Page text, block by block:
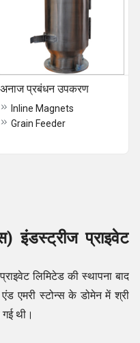
अनाज प्रबंधन उपकरण
Inline Magnets
Grain Feeder
इंडस्ट्रीज प्राइवेट
लिमिटेड की स्थापना बाद
एमरी स्टोन्स के डोमेन में श्री
गई थी।